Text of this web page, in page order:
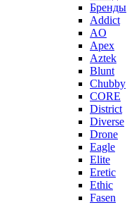
Бренды
Addict
AO
Apex
Aztek
Blunt
Chubby
CORE
District
Diverse
Drone
Eagle
Elite
Eretic
Ethic
Fasen